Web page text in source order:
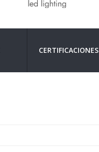
CERTIFICACIONES